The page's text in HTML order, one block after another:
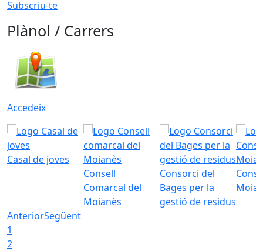
Subscriu-te
Plànol / Carrers
Accedeix
Casal de joves
Consell
Comarcal del
Moianès
Consorci del
Bages per la
gestió de residus
AnteriorSegüent
1
2